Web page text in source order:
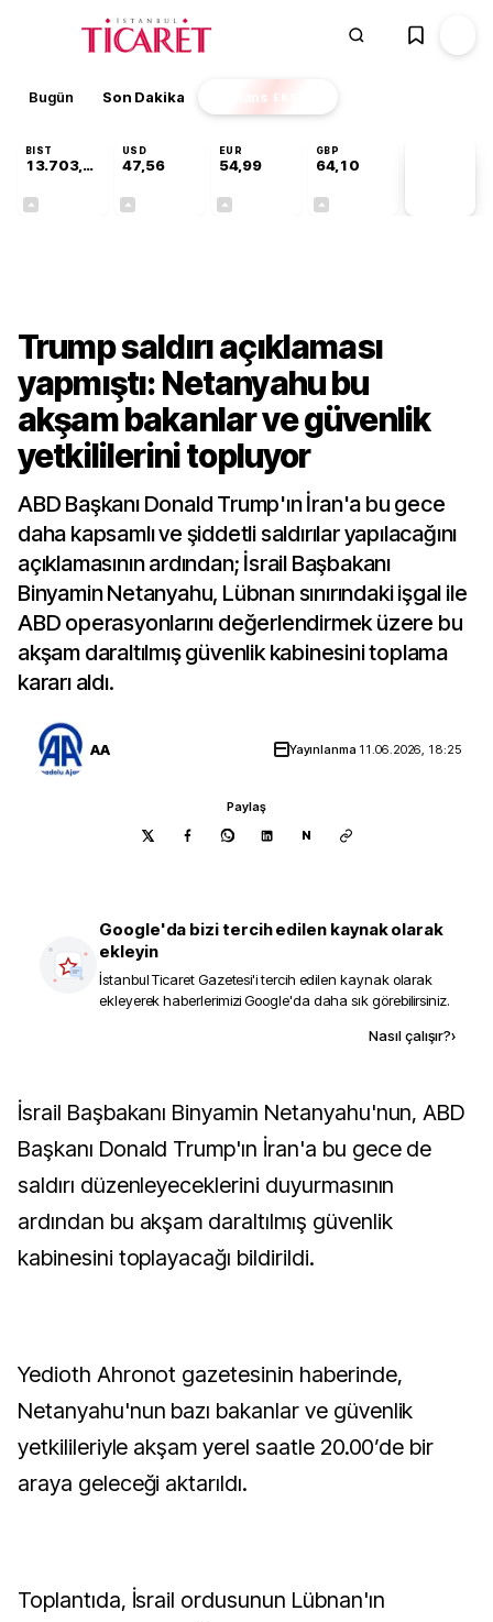
Bugün Son Dakika Finans EKSTRA
BIST
13.703,13
USD
47,56
EUR
54,99
GBP
64,10
Trump saldırı açıklaması
yapmıştı: Netanyahu bu
akşam bakanlar ve güvenlik
yetkililerini topluyor
ABD Başkanı Donald Trump'ın İran'a bu gece
daha kapsamlı ve şiddetli saldırılar yapılacağını
açıklamasının ardından; İsrail Başbakanı
Binyamin Netanyahu, Lübnan sınırındaki işgal ile
ABD operasyonlarını değerlendirmek üzere bu
akşam daraltılmış güvenlik kabinesini toplama
kararı aldı.
AA Yayınlanma 11.06.2026, 18:25
Paylaş
N
Google'da bizi tercih edilen kaynak olarak
ekleyin
İstanbul Ticaret Gazetesi'i tercih edilen kaynak olarak
ekleyerek haberlerimizi Google'da daha sık görebilirsiniz.
Nasıl çalışır?›
İsrail Başbakanı Binyamin Netanyahu'nun, ABD
Başkanı Donald Trump'ın İran'a bu gece de
saldırı düzenleyeceklerini duyurmasının
ardından bu akşam daraltılmış güvenlik
kabinesini toplayacağı bildirildi.
Yedioth Ahronot gazetesinin haberinde,
Netanyahu'nun bazı bakanlar ve güvenlik
yetkilileriyle akşam yerel saatle 20.00’de bir
araya geleceği aktarıldı.
Toplantıda, İsrail ordusunun Lübnan'ın